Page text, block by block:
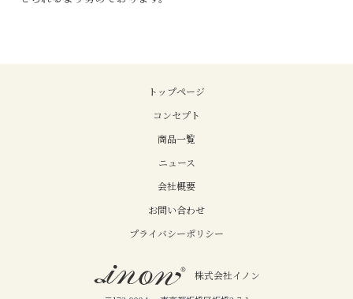
トップページ
コンセプト
商品一覧
ニュース
会社概要
お問い合わせ
プライバシーポリシー
株式会社イノン